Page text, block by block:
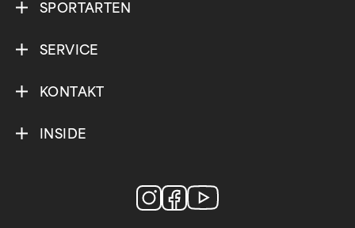
SPORTARTEN
SERVICE
KONTAKT
INSIDE